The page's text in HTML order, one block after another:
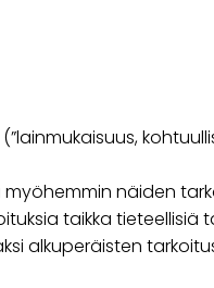
näiden
taikka tieteellisiä
alkuperäisten